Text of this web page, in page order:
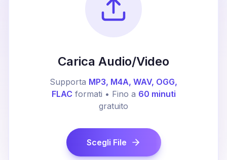
Carica Audio/Video
Supporta MP3, M4A, WAV, OGG,
FLAC formati • Fino a 60 minuti
gratuito
Scegli File